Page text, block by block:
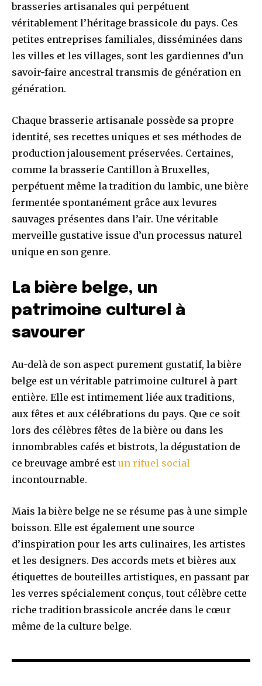
brasseries artisanales qui perpétuent
véritablement l’héritage brassicole du pays. Ces
petites entreprises familiales, disséminées dans
les villes et les villages, sont les gardiennes d’un
savoir-faire ancestral transmis de génération en
génération.
Chaque brasserie artisanale possède sa propre
identité, ses recettes uniques et ses méthodes de
production jalousement préservées. Certaines,
comme la brasserie Cantillon à Bruxelles,
perpétuent même la tradition du lambic, une bière
fermentée spontanément grâce aux levures
sauvages présentes dans l’air. Une véritable
merveille gustative issue d’un processus naturel
unique en son genre.
La bière belge, un
patrimoine culturel à
savourer
Au-delà de son aspect purement gustatif, la bière
belge est un véritable patrimoine culturel à part
entière. Elle est intimement liée aux traditions,
aux fêtes et aux célébrations du pays. Que ce soit
lors des célèbres fêtes de la bière ou dans les
innombrables cafés et bistrots, la dégustation de
ce breuvage ambré est un rituel social
incontournable.
Mais la bière belge ne se résume pas à une simple
boisson. Elle est également une source
d’inspiration pour les arts culinaires, les artistes
et les designers. Des accords mets et bières aux
étiquettes de bouteilles artistiques, en passant par
les verres spécialement conçus, tout célèbre cette
riche tradition brassicole ancrée dans le cœur
même de la culture belge.